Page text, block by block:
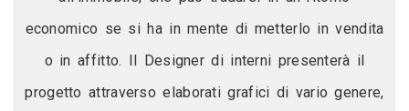
economico se si ha in mente di metterlo in vendita
o in affitto. Il Designer di interni presenterà il
progetto attraverso elaborati grafici di vario genere,